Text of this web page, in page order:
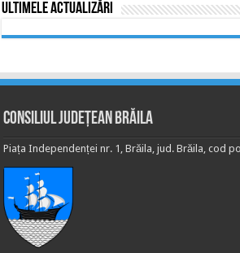
Ultimele actualizări
Consiliul Județean Brăila
Piața Independenței nr. 1, Brăila, jud. Brăila, cod